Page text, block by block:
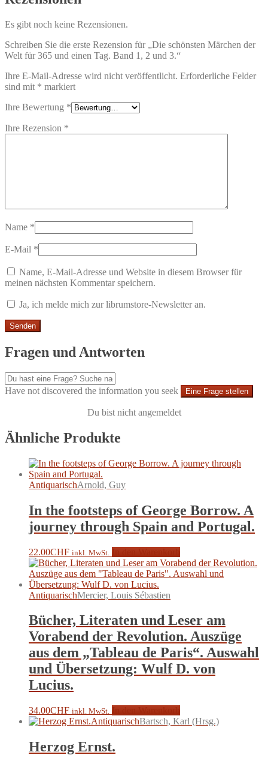
Es gibt noch keine Rezensionen.
Schreiben Sie die erste Rezension für „Die schönsten Märchen der
Welt für 365 und einen Tag. Band 1, 2 und 3.“
Ihre E-Mail-Adresse wird nicht veröffentlicht. Erforderliche Felder
sind mit * markiert
Ihre Bewertung *
Ihre Rezension *
Name *
E-Mail *
Name, E-Mail-Adresse und Website in diesem Browser für
meinen nächsten Kommentar speichern.
Ja, ich melde mich zur librumstore-Newsletter an.
Fragen und Antworten
Have not discovered the information you seek Eine Frage stellen
Du bist nicht angemeldet
Ähnliche Produkte
AntiquarischArnold, Guy
In the footsteps of George Borrow. A
journey through Spain and Portugal.
22.00CHF inkl. MwSt.
AntiquarischMercier, Louis Sébastien
Bücher, Literaten und Leser am
Vorabend der Revolution. Auszüge
aus dem „Tableau de Paris“. Auswahl
und Übersetzung: Wulf D. von
Lucius.
34.00CHF inkl. MwSt.
AntiquarischBartsch, Karl (Hrsg.)
Herzog Ernst.